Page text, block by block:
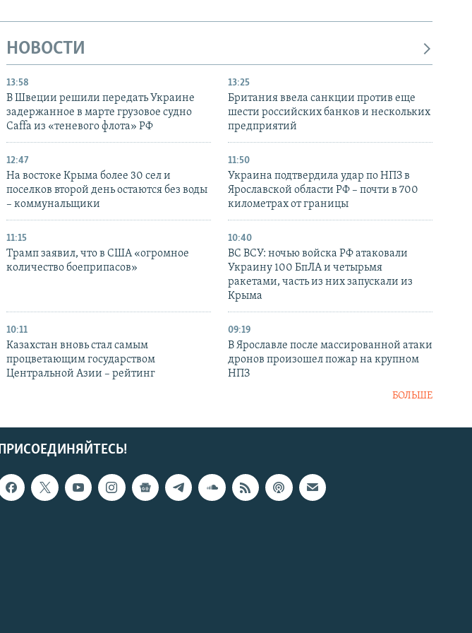
НОВОСТИ
13:58
В Швеции решили передать Украине
задержанное в марте грузовое судно
Caffa из «теневого флота» РФ
13:25
Британия ввела санкции против еще
шести российских банков и нескольких
предприятий
12:47
На востоке Крыма более 30 сел и
поселков второй день остаются без воды
– коммунальщики
11:50
Украина подтвердила удар по НПЗ в
Ярославской области РФ – почти в 700
километрах от границы
11:15
Трамп заявил, что в США «огромное
количество боеприпасов»
10:40
ВС ВСУ: ночью войска РФ атаковали
Украину 100 БпЛА и четырьмя
ракетами, часть из них запускали из
Крыма
10:11
Казахстан вновь стал самым
процветающим государством
Центральной Азии – рейтинг
09:19
В Ярославле после массированной атаки
дронов произошел пожар на крупном
НПЗ
БОЛЬШЕ
ПРИСОЕДИНЯЙТЕСЬ!